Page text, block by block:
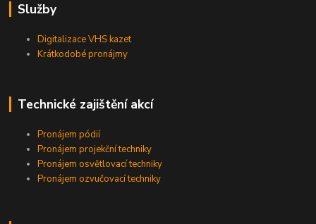
Služby
Digitalizace VHS kazet
Krátkodobé pronájmy
Technické zajištění akcí
Pronájem pódií
Pronájem projekční techniky
Pronájem osvětlovací techniky
Pronájem ozvučovací techniky